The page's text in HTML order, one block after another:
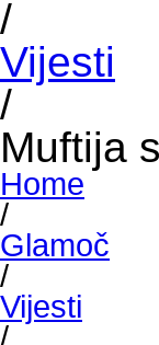
/
Vijesti
/
Muftija
Home
/
Glamoč
/
Vijesti
/